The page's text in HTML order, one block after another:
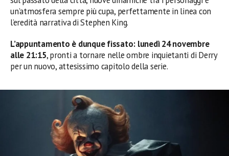
un’atmosfera sempre più cupa, perfettamente in linea con
l’eredità narrativa di Stephen King.
L’appuntamento è dunque fissato: lunedì 24 novembre
alle 21:15, pronti a tornare nelle ombre inquietanti di Derry
per un nuovo, attesissimo capitolo della serie.